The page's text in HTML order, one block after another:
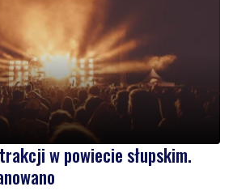
w powiecie słupskim.